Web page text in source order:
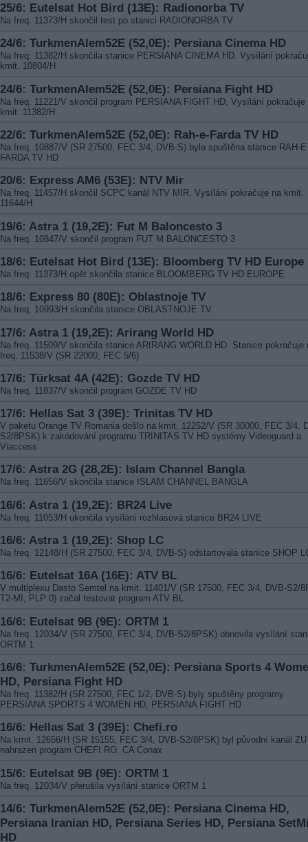
25/6: Eutelsat Hot Bird (13E): Radionorba TV
Na freq. 11373/H skončil test po stanici RADIONORBA TV
24/6: TurkmenAlem52E (52,0E): Persiana Cinema HD
Na freq. 11382/H skončila stanice PERSIANA CINEMA HD. Vysílání
kmit. 10804/H
24/6: TurkmenAlem52E (52,0E): Persiana Fight HD
Na freq. 11221/V skončil program PERSIANA FIGHT HD. Vysílání pokračuje
kmit. 11382/H
22/6: TurkmenAlem52E (52,0E): Rah-e-Farda TV HD
Na freq. 10887/V (SR 27500, FEC 3/4, DVB-S) byla spuštěna stanice RAH-
FARDA TV HD
20/6: Express AM6 (53E): NTV Mir
Na freq. 11457/H skončil SCPC kanál NTV MIR. Vysílání pokračuje na kmit.
11644/H
19/6: Astra 1 (19,2E): Fut M Baloncesto 3
Na freq. 10847/V skončil program FUT M BALONCESTO 3
18/6: Eutelsat Hot Bird (13E): Bloomberg TV HD Europe
Na freq. 11373/H opět skončila stanice BLOOMBERG TV HD EUROPE
18/6: Express 80 (80E): Oblastnoje TV
Na freq. 10993/H skončila stanice OBLASTNOJE TV
17/6: Astra 1 (19,2E): Arirang World HD
Na freq. 11509/V skončila stanice ARIRANG WORLD HD. Stanice pokračuje
freq. 11538/V (SR 22000, FEC 5/6)
17/6: Türksat 4A (42E): Gozde TV HD
Na freq. 11837/V skončil program GOZDE TV HD
17/6: Hellas Sat 3 (39E): Trinitas TV HD
V paketu Orange TV Romania došlo na kmit. 12252/V (SR 30000, FEC 3/4,
S2/8PSK) k zakódování programu TRINITAS TV HD systémy Videoguard a
Viaccess
17/6: Astra 2G (28,2E): Islam Channel Bangla
Na freq. 11656/V skončila stanice ISLAM CHANNEL BANGLA
16/6: Astra 1 (19,2E): BR24 Live
Na freq. 11053/H ukončila vysílání rozhlasová stanice BR24 LIVE
16/6: Astra 1 (19,2E): Shop LC
Na freq. 12148/H (SR 27500, FEC 3/4, DVB-S) odstartovala stanice SHOP
16/6: Eutelsat 16A (16E): ATV BL
V multiplexu Dasto Semtel na kmit. 11401/V (SR 17500, FEC 3/4, DVB-S2/
T2-MI, PLP 0) začal testovat program ATV BL
16/6: Eutelsat 9B (9E): ORTM 1
Na freq. 12034/V (SR 27500, FEC 3/4, DVB-S2/8PSK) obnovila vysílání
ORTM 1
16/6: TurkmenAlem52E (52,0E): Persiana Sports 4
HD, Persiana Fight HD
Na freq. 11382/H (SR 27500, FEC 1/2, DVB-S) byly spuštěny programy
PERSIANA SPORTS 4 WOMEN HD, PERSIANA FIGHT HD
16/6: Hellas Sat 3 (39E): Chefi.ro
Na kmit. 12656/H (SR 15155, FEC 3/4, DVB-S2/8PSK) byl původní kanál
nahrazen program CHEFI.RO. CA Conax
15/6: Eutelsat 9B (9E): ORTM 1
Na freq. 12034/V přerušila vysílání stanice ORTM 1
14/6: TurkmenAlem52E (52,0E): Persiana Cinema HD,
Persiana Iranian HD, Persiana Series HD, Persiana
HD